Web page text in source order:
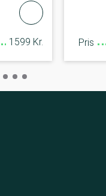
1599 Kr. Pris